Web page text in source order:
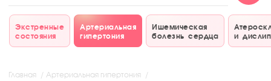
Экстренные
состояния
Артериальная
гипертония
Ишемическая
болезнь сердца
и
Главная
Артериальная гипертония